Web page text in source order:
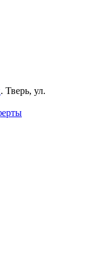
. Тверь, ул.